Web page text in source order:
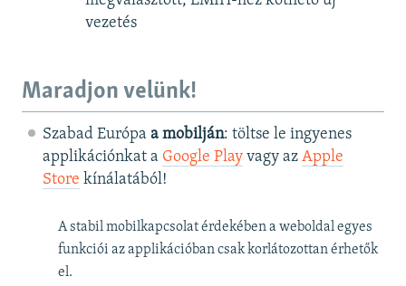
vezetés
Maradjon velünk!
Szabad Európa a mobilján: töltse le ingyenes
applikációnkat a Google Playvagy az Apple
Store kínálatából!
A stabil mobilkapcsolat érdekében a weboldal egyes
funkciói az applikációban csak korlátozottan érhetők
el.